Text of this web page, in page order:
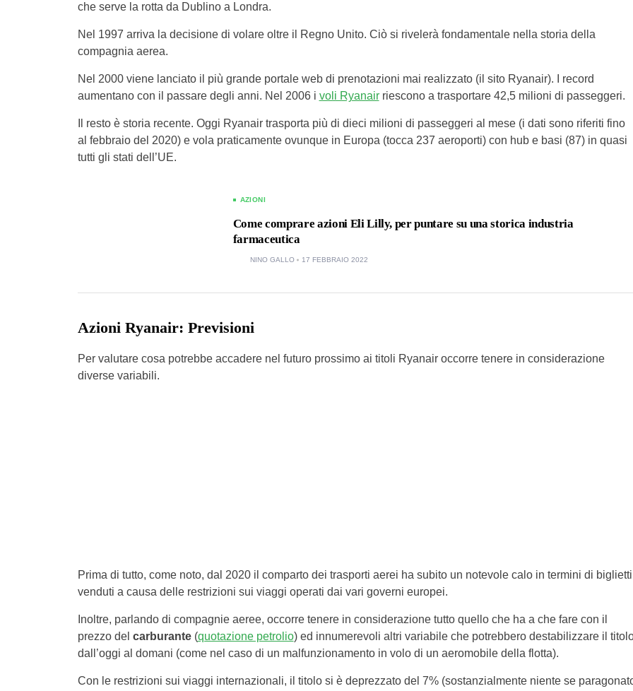
che serve la rotta da Dublino a Londra.
Nel 1997 arriva la decisione di volare oltre il Regno Unito. Ciò si rivelerà fondamentale nella storia della
compagnia aerea.
Nel 2000 viene lanciato il più grande portale web di prenotazioni mai realizzato (il sito Ryanair). I record
aumentano con il passare degli anni. Nel 2006 i voli Ryanairriescono a trasportare 42,5 milioni di passeggeri.
Il resto è storia recente. Oggi Ryanair trasporta più di dieci milioni di passeggeri al mese (i dati sono riferiti fino
al febbraio del 2020) e vola praticamente ovunque in Europa (tocca 237 aeroporti) con hub e basi (87) in quasi
tutti gli stati dell’UE.
AZIONI
Come comprare azioni Eli Lilly, per puntare su una storica industria
farmaceutica
NINO GALLO 17 FEBBRAIO 2022
Azioni Ryanair: Previsioni
Per valutare cosa potrebbe accadere nel futuro prossimo ai titoli Ryanair occorre tenere in considerazione
diverse variabili.
Prima di tutto, come noto, dal 2020 il comparto dei trasporti aerei ha subito un notevole calo in termini di biglietti
venduti a causa delle restrizioni sui viaggi operati dai vari governi europei.
Inoltre, parlando di compagnie aeree, occorre tenere in considerazione tutto quello che ha a che fare con il
prezzo del carburante(quotazione petrolio) ed innumerevoli altri variabile che potrebbero destabilizzare il
dall’oggi al domani (come nel caso di un malfunzionamento in volo di un aeromobile della flotta).
Con le restrizioni sui viaggi internazionali, il titolo si è deprezzato del 7% (sostanzialmente niente se